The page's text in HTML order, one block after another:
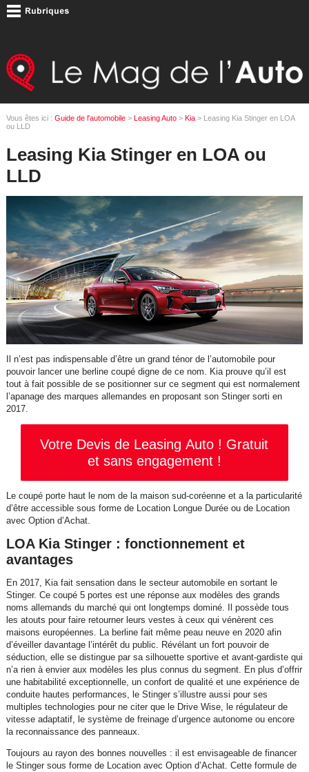
Vous êtes ici : Guide de l'automobile> Leasing Auto> Kia> Leasing Kia Stinger en LOA
ou LLD
Leasing Kia Stinger en LOA ou
LLD
Il n’est pas indispensable d’être un grand ténor de l’automobile pour
pouvoir lancer une berline coupé digne de ce nom. Kia prouve qu’il est
tout à fait possible de se positionner sur ce segment qui est normalement
l’apanage des marques allemandes en proposant son Stinger sorti en
2017.
Votre Devis de Leasing Auto ! Gratuit
et sans engagement !
Le coupé porte haut le nom de la maison sud-coréenne et a la particularité
d’être accessible sous forme de Location Longue Durée ou de Location
avec Option d’Achat.
LOA Kia Stinger : fonctionnement et
avantages
En 2017, Kia fait sensation dans le secteur automobile en sortant le
Stinger. Ce coupé 5 portes est une réponse aux modèles des grands
noms allemands du marché qui ont longtemps dominé. Il possède tous
les atouts pour faire retourner leurs vestes à ceux qui vénèrent ces
maisons européennes. La berline fait même peau neuve en 2020 afin
d’éveiller davantage l’intérêt du public. Révélant un fort pouvoir de
séduction, elle se distingue par sa silhouette sportive et avant-gardiste qui
n’a rien à envier aux modèles les plus connus du segment. En plus d’offrir
une habitabilité exceptionnelle, un confort de qualité et une expérience de
conduite hautes performances, le Stinger s’illustre aussi pour ses
multiples technologies pour ne citer que le Drive Wise, le régulateur de
vitesse adaptatif, le système de freinage d’urgence autonome ou encore
la reconnaissance des panneaux.
Toujours au rayon des bonnes nouvelles : il est envisageable de financer
le Stinger sous forme de Location avec Option d’Achat. Cette formule de